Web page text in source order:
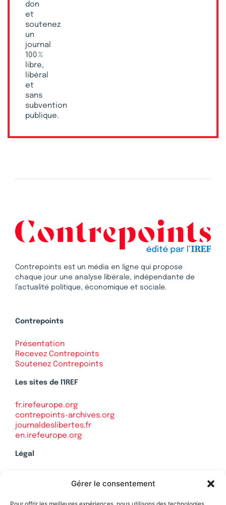
Gérer le consentement
don
et
soutenez
un
journal
100 %
libre,
libéral
et
sans
subvention
publique.
Contrepoints est un média en ligne qui propose
chaque jour une analyse libérale, indépendante de
l’actualité politique, économique et sociale.
Contrepoints
Présentation
Recevez Contrepoints
Soutenez Contrepoints
Les sites de l'IREF
fr.irefeurope.org
contrepoints-archives.org
journaldeslibertes.fr
en.irefeurope.org
Légal
Politique de confidentialité